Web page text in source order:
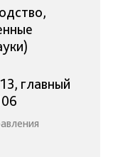
главный